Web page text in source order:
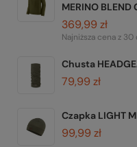
MERINO BLEND
369,99 zł
Najniższa cena z
Chusta
79,99 zł
Czapka LIGHT
99,99 zł